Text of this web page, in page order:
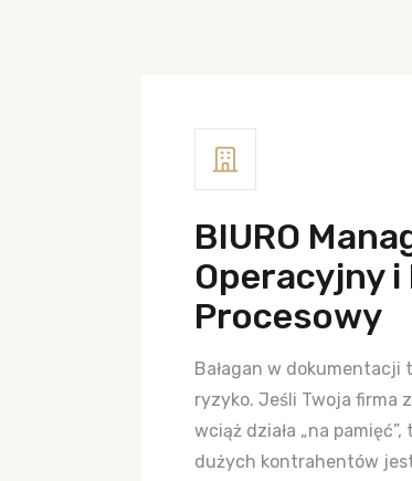
BIURO
Operacyjny
Procesowy
Bałagan w dokumentacji
ryzyko. Jeśli Twoja firma
wciąż działa „na
dużych kontrahentów